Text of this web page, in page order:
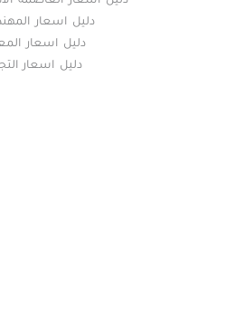
دليل اسعار
دليل اسعار
دليل اسعار